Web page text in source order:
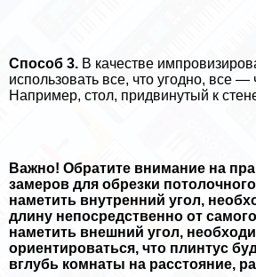
Способ 3. В качестве
использовать все, что угодно, все —
Например, стол, придвинутый к
Важно! Обратите внимание на
замеров для обрезки
наметить внутренний угол,
длину непосредственно от
наметить внешний угол,
ориентироваться, что плинтус
вглубь комнаты на расстояние,